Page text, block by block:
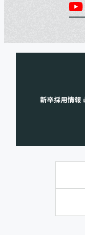
新卒採用情報